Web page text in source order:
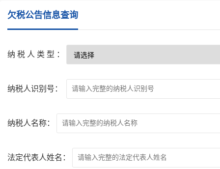
欠税公告信息查询
纳税人类型：
纳税人识别号：
纳税人名称：
法定代表人姓名：